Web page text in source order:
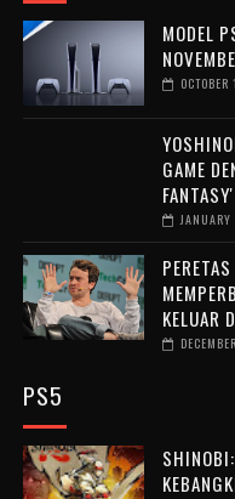
MODEL
GAME
KELUAR
PS5